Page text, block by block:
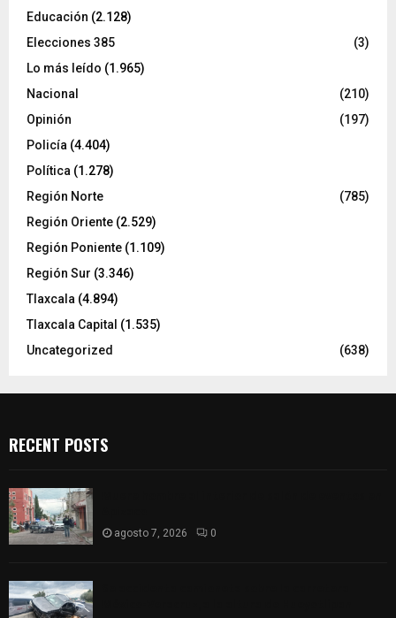
Educación (2.128)
Elecciones 385
(3)
Lo más leído (1.965)
Nacional
(210)
Opinión
(197)
Policía (4.404)
Política (1.278)
Región Norte
(785)
Región Oriente (2.529)
Región Poniente (1.109)
Región Sur (3.346)
Tlaxcala (4.894)
Tlaxcala Capital (1.535)
Uncategorized
(638)
RECENT POSTS
agosto 7, 2026 0